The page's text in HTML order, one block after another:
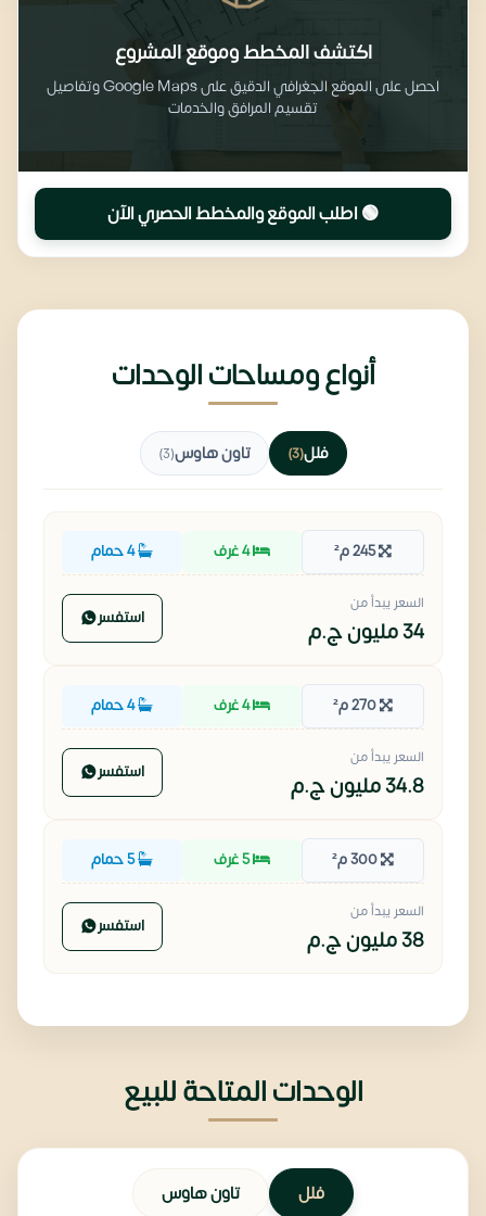
اكتشف المخطط وموقع المشروع
احصل على الموقع الجغرافي الدقيق على Google Maps وتفاصيل
تقسيم المرافق والخدمات
🟢 اطلب الموقع والمخطط الحصري الآن
أنواع ومساحات الوحدات
فلل(3) تاون هاوس(3)
245 م² 4 غرف 4 حمام
السعر يبدأ من
34 مليون ج.م استفسر
270 م² 4 غرف 4 حمام
السعر يبدأ من
34.8 مليون ج.م استفسر
300 م² 5 غرف 5 حمام
السعر يبدأ من
38 مليون ج.م استفسر
الوحدات المتاحة للبيع
فلل تاون هاوس